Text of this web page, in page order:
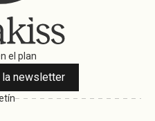
el plan
newsletter